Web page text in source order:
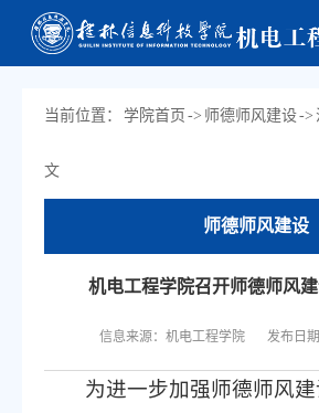
当前位置： 学院首页 -> 师德师风建设->
文
师德师风建设
机电工程学院召开师德师风
信息来源：机电工程学院 发布日
为进一步加强师德师风